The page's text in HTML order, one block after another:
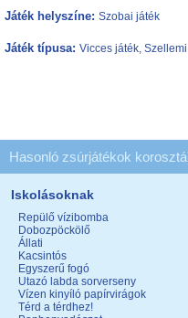
Játék helyszíne: Szobai játék
Játék típusa: Vicces játék,
Hasonló zsúrjátékok
Iskolásoknak
Repülő vízibomba
Dobozpöckölő
Állati
Kacsintós
Egyszerű fogó
Utazó labda sorverseny
Vízen kinyíló papírvirágok
Térd a térdhez!